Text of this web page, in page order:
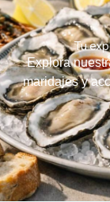
Tu
Explora
maridajes y